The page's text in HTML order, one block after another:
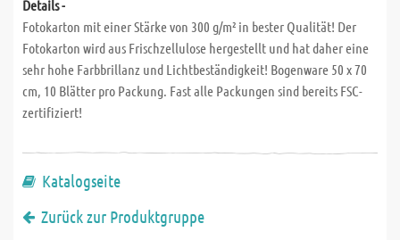
Details -
Fotokarton mit einer Stärke von 300 g/m² in bester Qualität! Der
Fotokarton wird aus Frischzellulose hergestellt und hat daher eine
sehr hohe Farbbrillanz und Lichtbeständigkeit! Bogenware 50 x 70
cm, 10 Blätter pro Packung. Fast alle Packungen sind bereits FSC-
zertifiziert!
Katalogseite
Zurück zur Produktgruppe